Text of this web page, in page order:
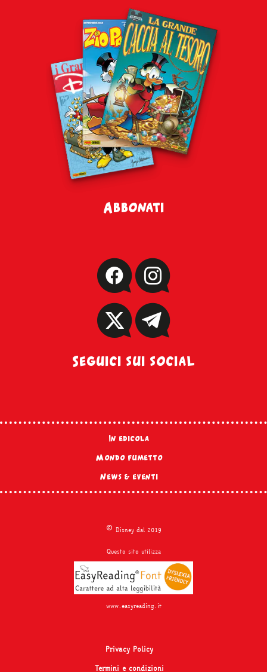
Abbonati
Seguici sui social
In edicola
Mondo fumetto
News & eventi
© Disney dal 2019
Questo sito utilizza
www.easyreading.it
Privacy Policy
Termini e condizioni